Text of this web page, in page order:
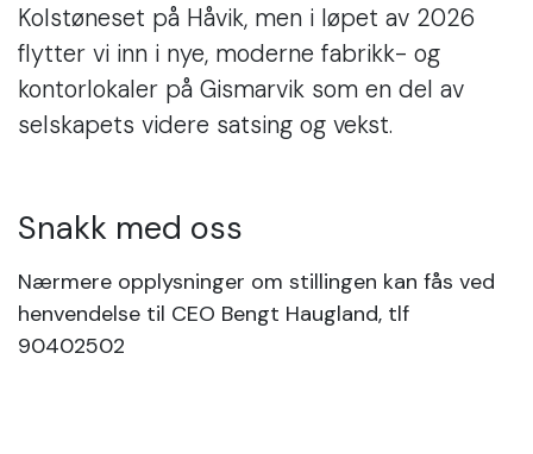
Kolstøneset på Håvik, men i løpet av 2026
flytter vi inn i nye, moderne fabrikk- og
kontorlokaler på Gismarvik som en del av
selskapets videre satsing og vekst.
Snakk med oss
Nærmere opplysninger om stillingen kan fås ved
henvendelse til CEO Bengt Haugland, tlf
90402502